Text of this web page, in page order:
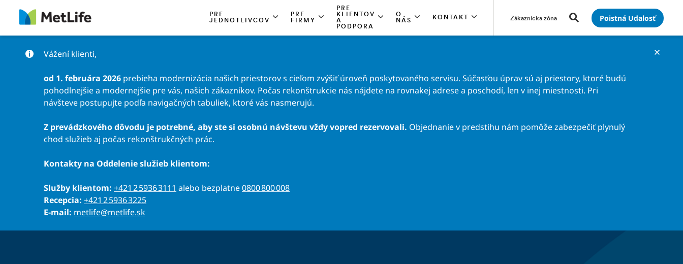
Preskočiť na obsah
PRE
JEDNOTLIVCOV
PRE
FIRMY
PRE
KLIENTOV
A
PODPORA
O
NÁS
KONTAKT Zákaznícka zóna Poistná Udalosť
Vážení klienti,
od 1. februára 2026 prebieha modernizácia našich priestorov s cieľom zvýšiť úroveň poskytovaného servisu. Súčasťou úprav sú aj priestory, ktoré budú
pohodlnejšie a modernejšie pre vás, našich zákazníkov. Počas rekonštrukcie nás nájdete na rovnakej adrese a poschodí, len v inej miestnosti. Pri
návšteve postupujte podľa navigačných tabuliek, ktoré vás nasmerujú.
Z prevádzkového dôvodu je potrebné, aby ste si osobnú návštevu vždy vopred rezervovali. Objednanie v predstihu nám pomôže zabezpečiť plynulý
chod služieb aj počas rekonštrukčných prác.
Kontakty na Oddelenie služieb klientom:
Služby klientom: +421 2 5936 3111 alebo bezplatne0800 800 008
Recepcia: +421 2 5936 3225
E-mail: metlife@metlife.sk